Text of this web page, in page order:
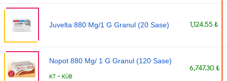
Juvelta 880 Mg/1 G Granul (20 Sase) 1,124.55 ₺
Nopot 880 Mg/ 1 G Granul (120 Sase)
KT - KÜB
6,747.30 ₺